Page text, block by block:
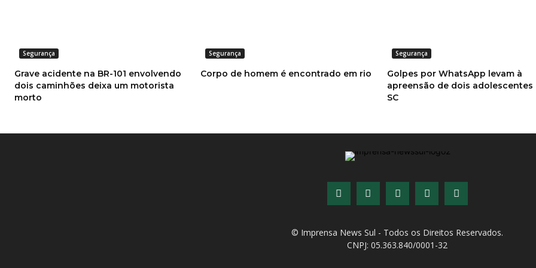
Segurança
Grave acidente na BR-101 envolvendo
dois caminhões deixa um motorista
morto
Segurança
Corpo de homem é encontrado em rio
Segurança
Golpes por WhatsApp levam à
apreensão de dois adolescentes
SC
© Imprensa News Sul - Todos os Direitos Reservados.
CNPJ: 05.363.840/0001-32